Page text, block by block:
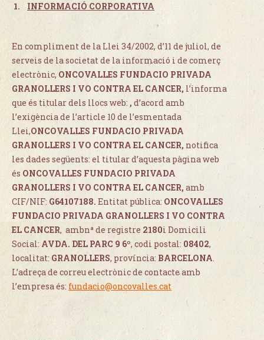
1. INFORMACIÓ CORPORATIVA
En compliment de la Llei 34/2002, d’11 de juliol, de
serveis de la societat de la informació i de comerç
electrònic, ONCOVALLES FUNDACIO PRIVADA
GRANOLLERS I VO CONTRA EL CANCER, l’informa
que és titular dels llocs web: , d’acord amb
l’exigència de l’article 10 de l’esmentada
Llei,ONCOVALLES FUNDACIO PRIVADA
GRANOLLERS I VO CONTRA EL CANCER, notifica
les dades següents: el titular d’aquesta pàgina web
és ONCOVALLES FUNDACIO PRIVADA
GRANOLLERS I VO CONTRA EL CANCER, amb
CIF/NIF:G64107188. Entitat pública: ONCOVALLES
FUNDACIO PRIVADA GRANOLLERS I VO CONTRA
EL CANCER, ambnª de registre 2180i Domicili
Social: AVDA. DEL PARC 9 6º, codi postal: 08402,
localitat: GRANOLLERS, província: BARCELONA.
L’adreça de correu electrònic de contacte amb
l’empresa és: fundacio@oncovalles.cat